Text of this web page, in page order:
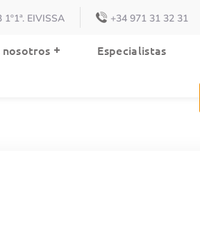
EIVISSA +34 971 31 32 31
nosotros Especialistas
Blog